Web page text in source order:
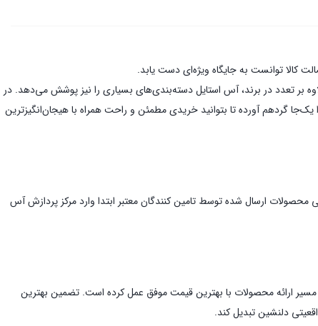
بیش از 500 برند در این فروشگاه اینترنتی عرضه می‌شوند. علاوه بر تعدد در برند، آس استایل دسته‌بندی‌های بسیاری را نیز پوشش می‌دهد. در
گردهم آورده تا بتوانید خریدی مطمئن و راحت همراه با هیجان‌انگیز‌ترین
محصولات ارسال شده توسط تامین کنندگان معتبر ابتدا وارد مرکز پردازش آس
مسیر ارائه محصولات با بهترین قیمت موفق عمل کرده است. تضمین بهترین
دلنشین تبدیل کند.